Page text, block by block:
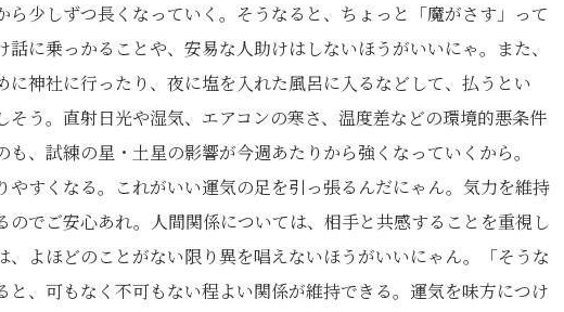
少しずつ長くなっていく。そうなると、ちょっと「魔がさす」って
に乗っかることや、安易な人助けはしないほうがいいにゃ。また、
神社に行ったり、夜に塩を入れた風呂に入るなどして、払うとい
う。直射日光や湿気、エアコンの寒さ、温度差などの環境的悪条件
、試練の星・土星の影響が今週あたりから強くなっていくから。
やすくなる。これがいい運気の足を引っ張るんだにゃん。気力を維持
でご安心あれ。人間関係については、相手と共感することを重視し
よほどのことがない限り異を唱えないほうがいいにゃん。「そうな
、可もなく不可もない程よい関係が維持できる。運気を味方につけ